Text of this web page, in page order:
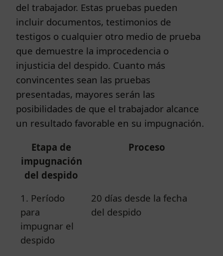
del trabajador. Estas pruebas pueden
incluir documentos, testimonios de
testigos o cualquier otro medio de prueba
que demuestre la improcedencia o
injusticia del despido. Cuanto más
convincentes sean las pruebas
presentadas, mayores serán las
posibilidades de que el trabajador alcance
un resultado favorable en su impugnación.
Etapa de
impugnación
del despido
Proceso
1. Período
para
impugnar el
despido
20 días desde la fecha
del despido